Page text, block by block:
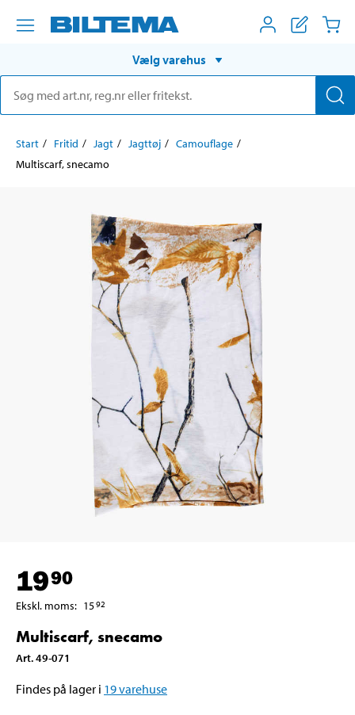
Vælg varehus
Start Fritid Jagt Jagttøj
Camouflage
Multiscarf, snecamo
1990
Ekskl. moms: 1592
Multiscarf, snecamo
Art.49-071
Findes på lager i 19varehuse